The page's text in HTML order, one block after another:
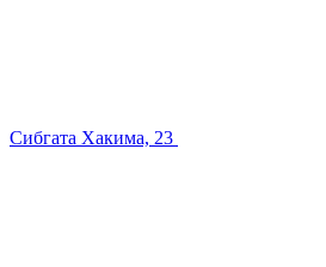
Сибгата Хакима, 23